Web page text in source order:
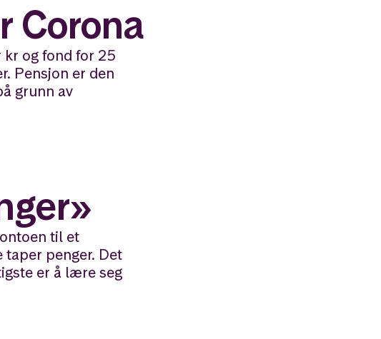
Corona
og fond for 25
Pensjon er den
grunn av
til et
penger. Det
er å lære seg